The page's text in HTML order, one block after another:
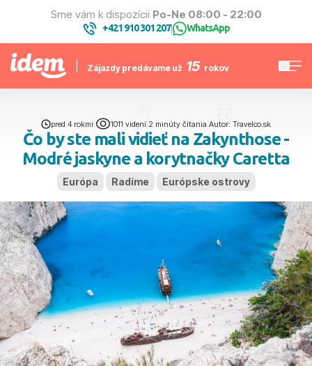
Sme vám k dispozícii Po-Ne 08:00 - 22:00
+421 910 301 207| WhatsApp
Zájazdy predávame už 15 rokov
pred 4 rokmi 1011 videní 2 minúty čítania Autor: Travelco.sk
Čo by ste mali vidieť na Zakynthose -
Modré jaskyne a korytnačky Caretta
Európa Radíme Európske ostrovy